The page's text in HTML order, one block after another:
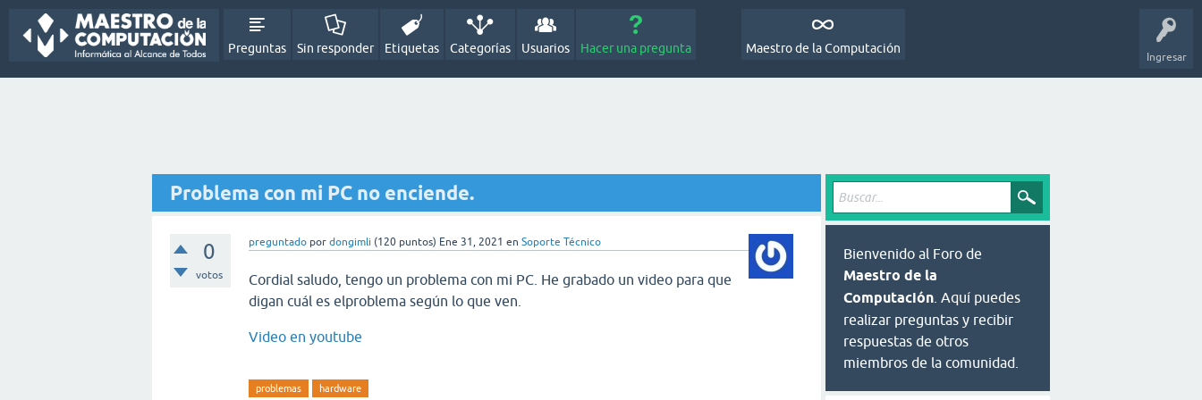
Ingresar
Preguntas Sin responder Etiquetas Categorías Usuarios Hacer una pregunta Maestro de la Computación
Problema con mi PC no enciende.
0
votos
preguntado por dongimli (120 puntos) Ene 31, 2021 en Soporte Técnico
Cordial saludo, tengo un problema con mi PC. He grabado un video para que
digan cuál es elproblema según lo que ven.
Video en youtube
problemas hardware
Bienvenido al Foro de
Maestro de la
Computación . Aquí puedes
realizar preguntas y recibir
respuestas de otros
miembros de la comunidad.